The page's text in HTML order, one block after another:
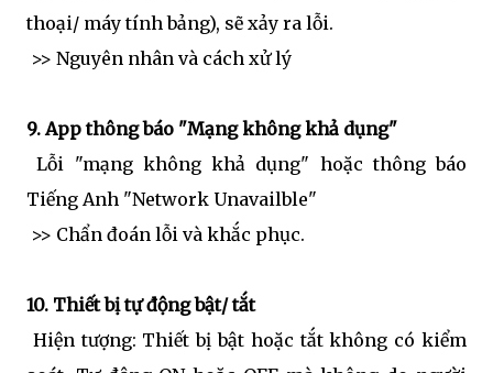
thoại/ máy tính bảng), sẽ xảy ra lỗi.
>> Nguyên nhân và cách xử lý
9. App thông báo "Mạng không khả dụng"
Lỗi "mạng không khả dụng" hoặc thông báo
Tiếng Anh "Network Unavailble"
>> Chẩn đoán lỗi và khắc phục.
10. Thiết bị tự động bật/ tắt
Hiện tượng: Thiết bị bật hoặc tắt không có kiểm